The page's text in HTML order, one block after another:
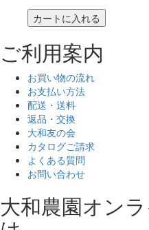
カートに入れる
ご利用案内
お買い物の流れ
お支払い方法
配送・送料
返品・交換
大和友の会
カタログご請求
よくある質問
お問い合わせ
大和農園オン